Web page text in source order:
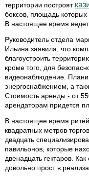
территории построят
боксов, площадь которых
В настоящее время
Руководитель отдела
Ильина заявила, что
благоустроить
кроме того, для
видеонаблюдение.
энергоснабжением, а
Стоимость аренды - от
арендаторам придется
В настоящее время
квадратных метров
двадцать
павильонов, которые
двенадцать гектаров.
довольно прост в